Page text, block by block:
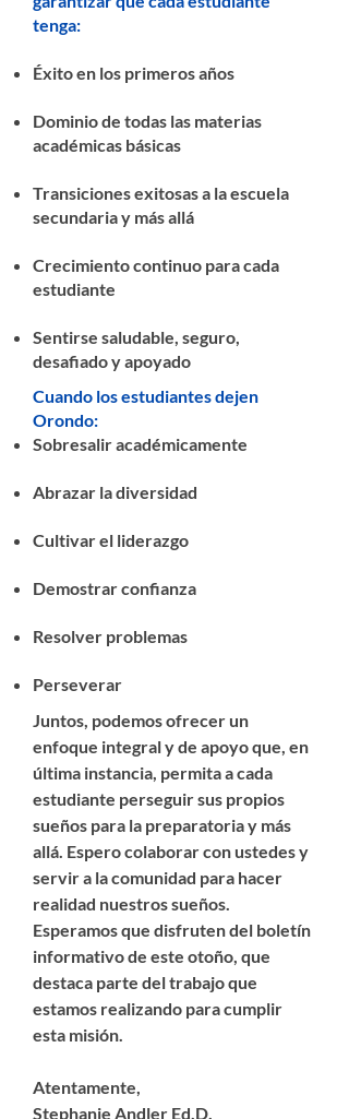
tenga:
Éxito en los primeros años
Dominio de todas las materias
académicas básicas
Transiciones exitosas a la escuela
secundaria y más allá
Crecimiento continuo para cada
estudiante
Sentirse saludable, seguro,
desafiado y apoyado
Cuando los estudiantes dejen
Orondo:
Sobresalir académicamente
Abrazar la diversidad
Cultivar el liderazgo
Demostrar confianza
Resolver problemas
Perseverar
Juntos, podemos ofrecer un
enfoque integral y de apoyo que, en
última instancia, permita a cada
estudiante perseguir sus propios
sueños para la preparatoria y más
allá. Espero colaborar con ustedes y
servir a la comunidad para hacer
realidad nuestros sueños.
Esperamos que disfruten del boletín
informativo de este otoño, que
destaca parte del trabajo que
estamos realizando para cumplir
esta misión.
Atentamente,
Stephanie Andler Ed.D.